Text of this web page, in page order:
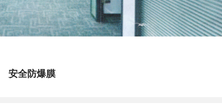
安全防爆膜